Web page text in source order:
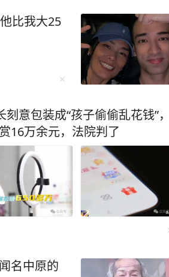
比我大25
意包装成“孩子偷偷乱花钱”，
16万余元，法院判了
名中原的